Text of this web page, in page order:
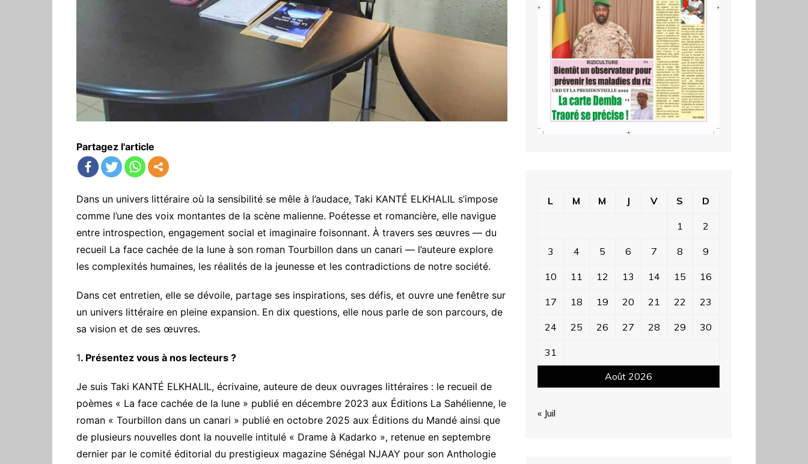
Partagez l'article
Dans un univers littéraire où la sensibilité se mêle à l’audace, Taki KANTÉ ELKHALIL s’impose
comme l’une des voix montantes de la scène malienne. Poétesse et romancière, elle navigue
entre introspection, engagement social et imaginaire foisonnant. À travers ses œuvres — du
recueil La face cachée de la lune à son roman Tourbillon dans un canari — l’auteure explore
les complexités humaines, les réalités de la jeunesse et les contradictions de notre société.
‎Dans cet entretien, elle se dévoile, partage ses inspirations, ses défis, et ouvre une fenêtre sur
un univers littéraire en pleine expansion. En dix questions, elle nous parle de son parcours, de
sa vision et de ses œuvres.
1. Présentez vous à nos lecteurs ?
‎Je suis Taki KANTÉ ELKHALIL, écrivaine, auteure de deux ouvrages littéraires : le recueil de
poèmes « La face cachée de la lune » publié en décembre 2023 aux Éditions La Sahélienne, le
roman « Tourbillon dans un canari » publié en octobre 2025 aux Éditions du Mandé ainsi que
de plusieurs nouvelles dont la nouvelle intitulé « Drame à Kadarko », retenue en septembre
dernier par le comité éditorial du prestigieux magazine Sénégal NJAAY pour son Anthologie
Août 2026
L M M J V S D
1 2
3 4 5 6 7 8 9
10 11 12 13 14 15 16
17 18 19 20 21 22 23
24 25 26 27 28 29 30
31
« Juil